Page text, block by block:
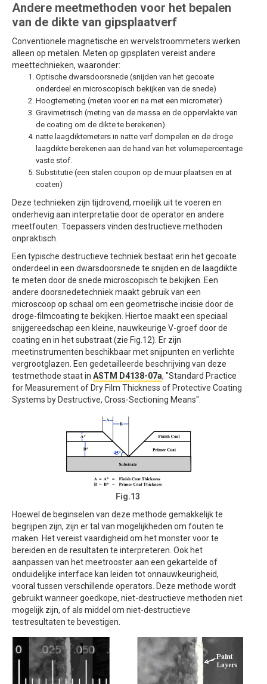
Andere meetmethoden voor het bepalen
van de dikte van gipsplaatverf
Conventionele magnetische en wervelstroommeters werken
alleen op metalen. Meten op gipsplaten vereist andere
meettechnieken, waaronder:
Optische dwarsdoorsnede (snijden van het gecoate
onderdeel en microscopisch bekijken van de snede)
Hoogtemeting (meten voor en na met een micrometer)
Gravimetrisch (meting van de massa en de oppervlakte van
de coating om de dikte te berekenen)
natte laagdiktemeters in natte verf dompelen en de droge
laagdikte berekenen aan de hand van het volumepercentage
vaste stof.
Substitutie (een stalen coupon op de muur plaatsen en at
coaten)
Deze technieken zijn tijdrovend, moeilijk uit te voeren en
onderhevig aan interpretatie door de operator en andere
meetfouten. Toepassers vinden destructieve methoden
onpraktisch.
Een typische destructieve techniek bestaat erin het gecoate
onderdeel in een dwarsdoorsnede te snijden en de laagdikte
te meten door de snede microscopisch te bekijken. Een
andere doorsnedetechniek maakt gebruik van een
microscoop op schaal om een geometrische incisie door de
droge-filmcoating te bekijken. Hiertoe maakt een speciaal
snijgereedschap een kleine, nauwkeurige V-groef door de
coating en in het substraat (zie Fig.12). Er zijn
meetinstrumenten beschikbaar met snijpunten en verlichte
vergrootglazen. Een gedetailleerde beschrijving van deze
testmethode staat in ASTM D4138-07a, "Standard Practice
for Measurement of Dry Film Thickness of Protective Coating
Systems by Destructive, Cross-Sectioning Means".
Fig.13
Hoewel de beginselen van deze methode gemakkelijk te
begrijpen zijn, zijn er tal van mogelijkheden om fouten te
maken. Het vereist vaardigheid om het monster voor te
bereiden en de resultaten te interpreteren. Ook het
aanpassen van het meetrooster aan een gekartelde of
onduidelijke interface kan leiden tot onnauwkeurigheid,
vooral tussen verschillende operators. Deze methode wordt
gebruikt wanneer goedkope, niet-destructieve methoden niet
mogelijk zijn, of als middel om niet-destructieve
testresultaten te bevestigen.